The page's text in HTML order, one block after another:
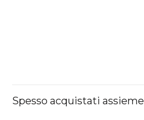
Spesso acquistati assieme